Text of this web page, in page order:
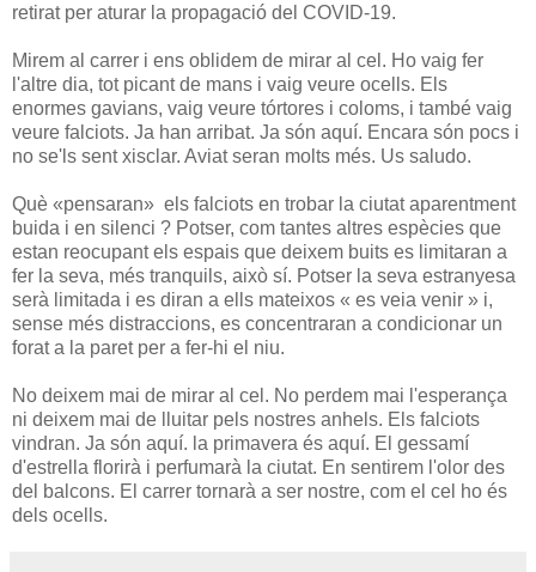
retirat per aturar la propagació del COVID-19.
Mirem al carrer i ens oblidem de mirar al cel. Ho vaig fer
l'altre dia, tot picant de mans i vaig veure ocells. Els
enormes gavians, vaig veure tórtores i coloms, i també vaig
veure falciots. Ja han arribat. Ja són aquí. Encara són pocs i
no se'ls sent xisclar. Aviat seran molts més. Us saludo.
Què «pensaran» els falciots en trobar la ciutat aparentment
buida i en silenci ? Potser, com tantes altres espècies que
estan reocupant els espais que deixem buits es limitaran a
fer la seva, més tranquils, això sí. Potser la seva estranyesa
serà limitada i es diran a ells mateixos « es veia venir » i,
sense més distraccions, es concentraran a condicionar un
forat a la paret per a fer-hi el niu.
No deixem mai de mirar al cel. No perdem mai l'esperança
ni deixem mai de lluitar pels nostres anhels. Els falciots
vindran. Ja són aquí. la primavera és aquí. El gessamí
d'estrella florirà i perfumarà la ciutat. En sentirem l'olor des
del balcons. El carrer tornarà a ser nostre, com el cel ho és
dels ocells.